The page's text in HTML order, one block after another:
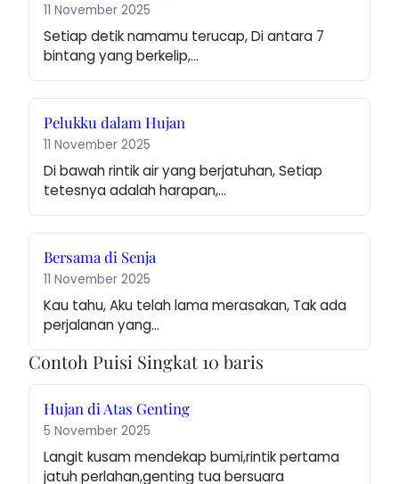
11 November 2025
Setiap detik namamu terucap, Di antara 7
bintang yang berkelip,…
Pelukku dalam Hujan
11 November 2025
Di bawah rintik air yang berjatuhan, Setiap
tetesnya adalah harapan,…
Bersama di Senja
11 November 2025
Kau tahu, Aku telah lama merasakan, Tak ada
perjalanan yang…
Contoh Puisi Singkat 10 baris
Hujan di Atas Genting
5 November 2025
Langit kusam mendekap bumi,rintik pertama
jatuh perlahan,genting tua bersuara